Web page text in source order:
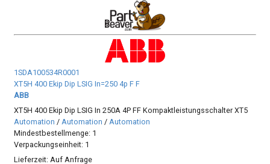
1SDA100534R0001
XT5H 400 Ekip Dip LSIG In=250 4p F F
ABB
XT5H 400 Ekip Dip LSIG In 250A 4P FF Kompaktleistungsschalter XT5
Automation / Automation / Automation
Mindestbestellmenge: 1
Verpackungseinheit: 1
Lieferzeit:Auf Anfrage